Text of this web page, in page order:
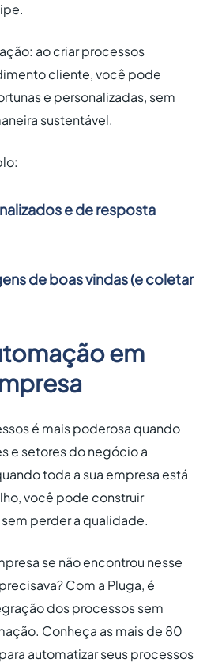
ao criar processos
cliente, você pode
e personalizadas, sem
sustentável.
e de resposta
de boas vindas (e coletar
em
é mais poderosa quando
e setores do negócio a
toda a sua empresa está
você pode construir
perder a qualidade.
se não encontrou nesse
Com a Pluga, é
dos processos sem
Conheça as mais de 80
automatizar seus processos